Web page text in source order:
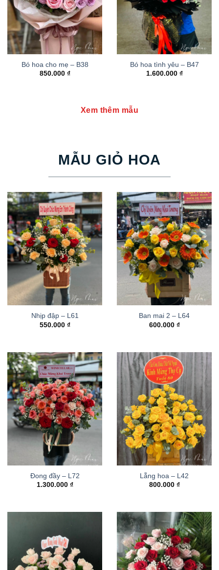
Bó hoa cho mẹ – B38
850.000 ₫
Bó hoa tình yêu – B47
1.600.000 ₫
Xem thêm mẫu
MẪU GIỎ HOA
Nhịp đập – L61
550.000 ₫
Ban mai 2 – L64
600.000 ₫
Đong đầy – L72
1.300.000 ₫
Lẵng hoa – L42
800.000 ₫